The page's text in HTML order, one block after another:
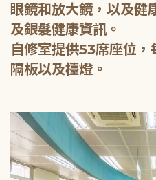
眼鏡和放大鏡，以及健
及銀髮健康資訊。
自修室提供53席座位